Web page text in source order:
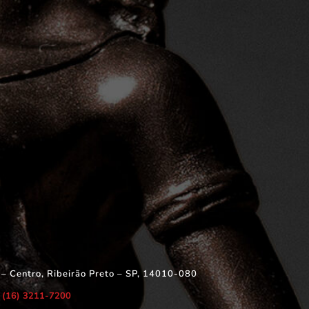
Centro, Ribeirão Preto – SP, 14010-080
(16) 3211-7200